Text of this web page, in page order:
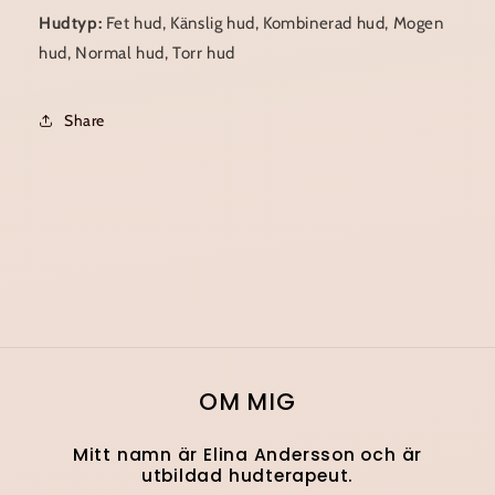
Hudtyp: Fet hud, Känslig hud, Kombinerad hud, Mogen
hud, Normal hud, Torr hud
Share
OM MIG
Mitt namn är Elina Andersson och är
utbildad hudterapeut.